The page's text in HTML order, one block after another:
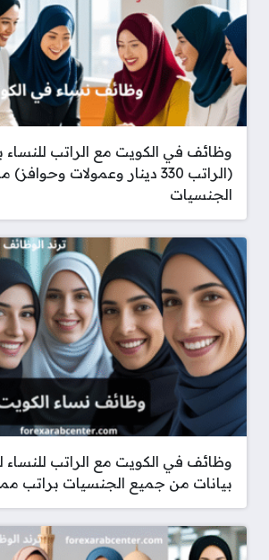
وظائف في الكويت مع الراتب للنساء
(الراتب 330 دينار وعمولات
الجنسيات
وظائف في الكويت مع الراتب للنساء
بيانات من جميع الجنسيات براتب